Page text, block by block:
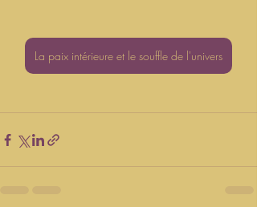
La paix intérieure et le souffle de l'univers